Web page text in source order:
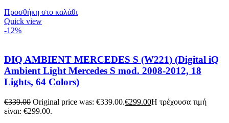
Προσθήκη στο καλάθι
Quick view
-12%
DIQ AMBIENT MERCEDES S (W221) (Digital iQ
Ambient Light Mercedes S mod. 2008-2012, 18
Lights, 64 Colors)
€339.00 Original price was: €339.00.€299.00Η τρέχουσα τιμή
είναι: €299.00.